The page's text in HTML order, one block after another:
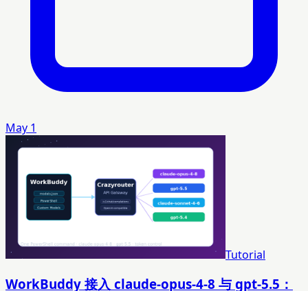
May 1
Tutorial
WorkBuddy 接入 claude-opus-4-8 与 gpt-5.5：